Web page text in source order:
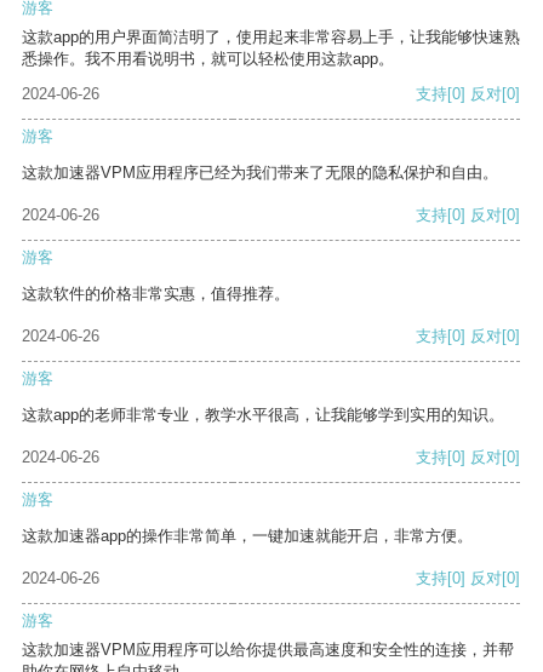
游客
这款app的用户界面简洁明了，使用起来非常容易上手，让我能够快速熟
悉操作。我不用看说明书，就可以轻松使用这款app。
2024-06-26
支持[0] 反对[0]
游客
这款加速器VPM应用程序已经为我们带来了无限的隐私保护和自由。
2024-06-26 支持[0] 反对[0]
游客
这款软件的价格非常实惠，值得推荐。
2024-06-26 支持[0] 反对[0]
游客
这款app的老师非常专业，教学水平很高，让我能够学到实用的知识。
2024-06-26 支持[0] 反对[0]
游客
这款加速器app的操作非常简单，一键加速就能开启，非常方便。
2024-06-26 支持[0] 反对[0]
游客
这款加速器VPM应用程序可以给你提供最高速度和安全性的连接，并帮